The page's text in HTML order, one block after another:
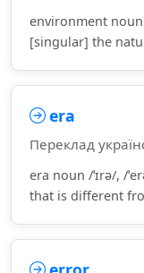
environment noun
[singular] the
era
Переклад
era noun /ˈɪrə/, /
that is different